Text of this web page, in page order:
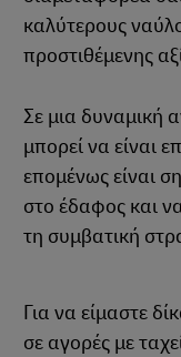
καλύτερους
προστιθέμενης
Σε μια δυναμική
μπορεί να είναι
επομένως είναι
στο έδαφος και
τη συμβατική
Για να είμαστε
σε αγορές με